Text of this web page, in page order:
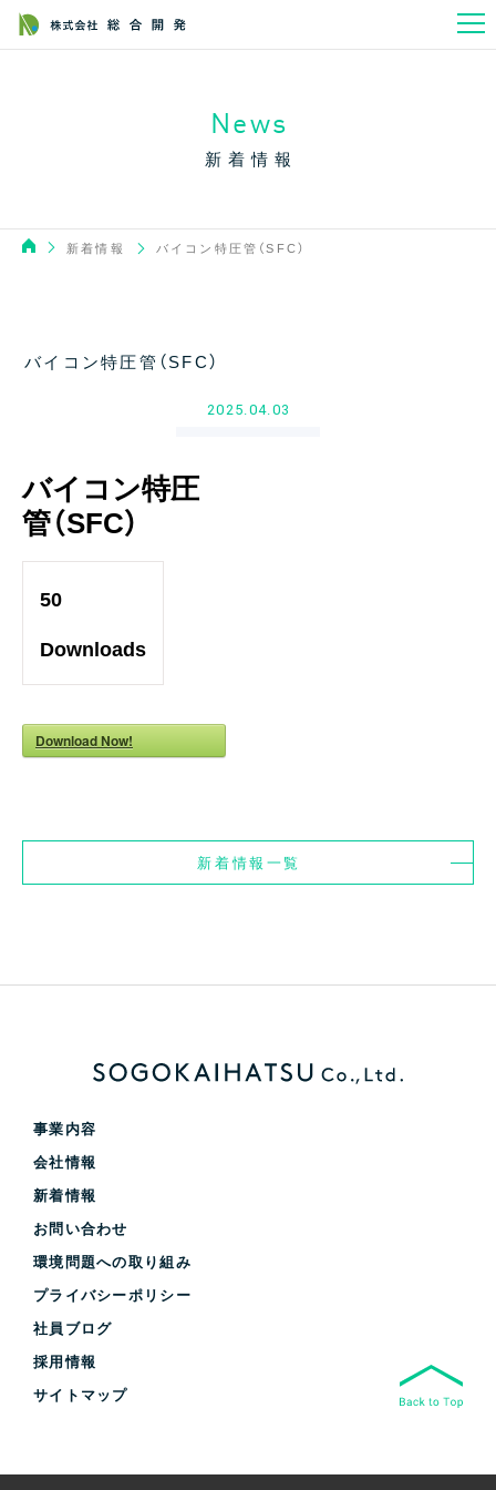
News
新着情報
新着情報 バイコン特圧管（SFC）
バイコン特圧管（SFC）
2025.04.03
バイコン特圧
管（SFC）
50
Downloads
Download Now!
新着情報一覧
事業内容
会社情報
新着情報
お問い合わせ
環境問題への取り組み
プライバシーポリシー
社員ブログ
採用情報
サイトマップ